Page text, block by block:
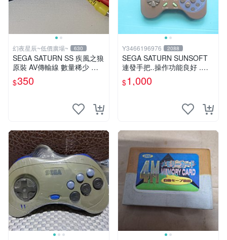
幻夜星辰~低價廣場~ 630
SEGA SATURN SS 疾風之狼
原裝 AV傳輸線 數量稀少 美
品#2
$350
Y3466196976 2088
SEGA SATURN SUNSOFT
連發手把..操作功能良好 .圖
片內容為實物.
$1,000